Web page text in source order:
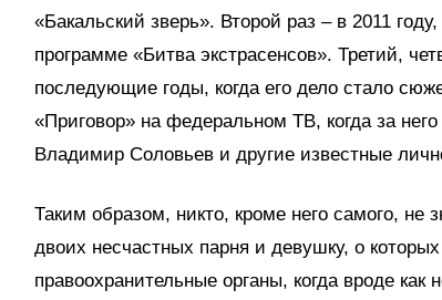
«Бакальский зверь». Второй раз – в 2011
программе «Битва экстрасенсов». Третий,
последующие годы, когда его дело стало
«Приговор» на федеральном ТВ, когда за
Владимир Соловьев и другие известные
Таким образом, никто, кроме него самого, не
двоих несчастных парня и девушку, о
правоохранительные органы, когда вроде как